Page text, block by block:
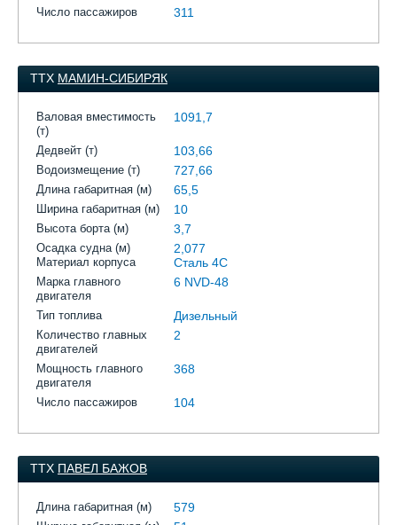
Число пассажиров 311
ТТХ МАМИН-СИБИРЯК
Валовая вместимость
(т)
1091,7
Дедвейт (т) 103,66
Водоизмещение (т) 727,66
Длина габаритная (м) 65,5
Ширина габаритная (м) 10
Высота борта (м) 3,7
Осадка судна (м) 2,077
Материал корпуса Сталь 4С
Марка главного
двигателя
6 NVD-48
Тип топлива Дизельный
Количество главных
двигателей
2
Мощность главного
двигателя
368
Число пассажиров 104
ТТХ ПАВЕЛ БАЖОВ
Длина габаритная (м) 579